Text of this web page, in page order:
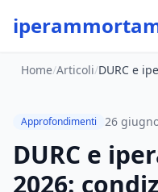
Home/Articoli/
Approfondimenti 26
DURC e
2026: